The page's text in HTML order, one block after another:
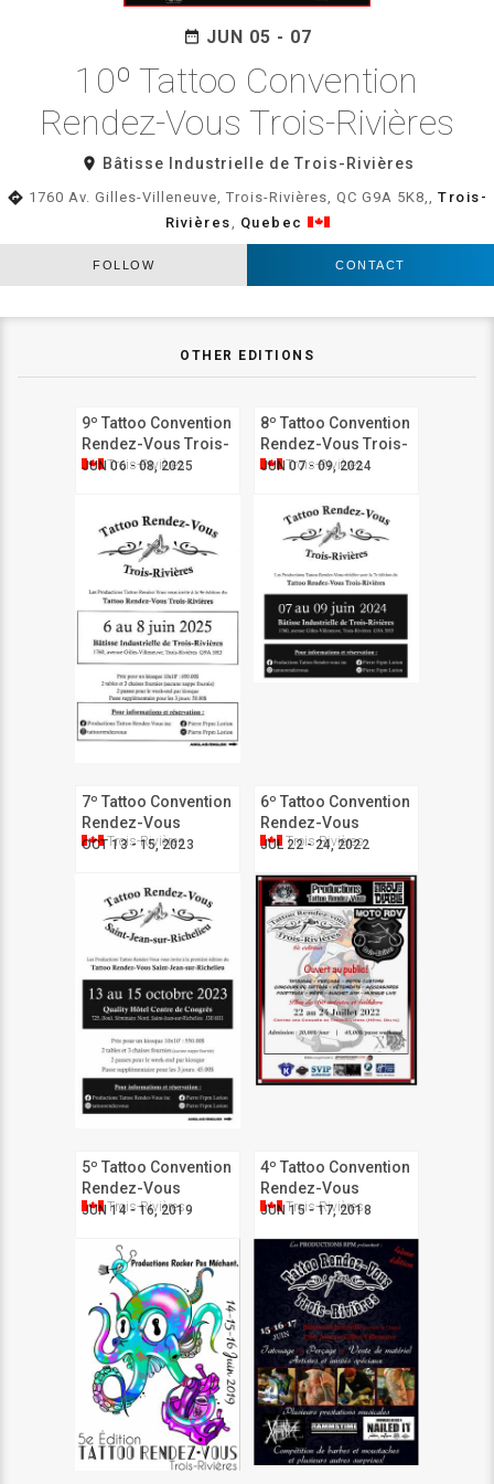
date_range JUN 05 - 07
10º Tattoo Convention
Rendez-Vous Trois-Rivières
room Bâtisse Industrielle de Trois-Rivières
directions 1760 Av. Gilles-Villeneuve, Trois-Rivières, QC G9A 5K8,, Trois-
Rivières
Quebec
FOLLOW CONTACT
OTHER EDITIONS
9º Tattoo Convention
Rendez-Vous Trois-
Rivières
JUN 06 - 08, 2025
Trois-Rivières
8º Tattoo Convention
Rendez-Vous Trois-
Rivières
JUN 07 - 09, 2024
Trois-Rivières
7º Tattoo Convention
Rendez-Vous
OCT 13 - 15, 2023
Trois-Rivières
6º Tattoo Convention
Rendez-Vous
JUL 22 - 24, 2022
Trois-Rivières
5º Tattoo Convention
Rendez-Vous
JUN 14 - 16, 2019
Trois-Rivières
4º Tattoo Convention
Rendez-Vous
JUN 15 - 17, 2018
Trois-Rivières